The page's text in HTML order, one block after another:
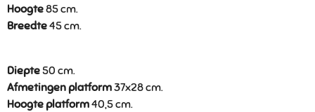
Hoogte85 cm.
Breedte45 cm.
Diepte50 cm.
Afmetingen platform37x28 cm.
Hoogte platform40,5 cm.